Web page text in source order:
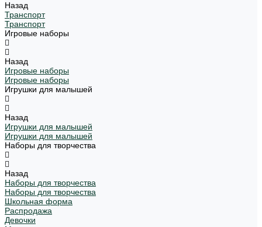
Назад
Транспорт
Транспорт
Игровые наборы
Назад
Игровые наборы
Игровые наборы
Игрушки для малышей
Назад
Игрушки для малышей
Игрушки для малышей
Наборы для творчества
Назад
Наборы для творчества
Наборы для творчества
Школьная форма
Распродажа
Девочки